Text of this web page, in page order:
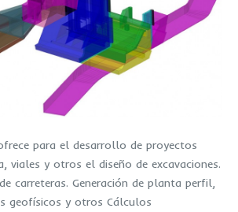
para el desarrollo de proyectos
viales y otros el diseño de excavaciones.
carreteras. Generación de planta perfil,
geofísicos y otros Cálculos